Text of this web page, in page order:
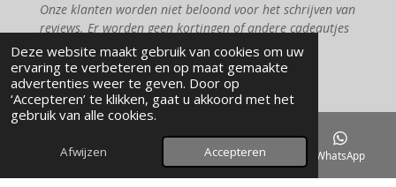
Deze website maakt gebruik van cookies om uw
ervaring te verbeteren en op maat gemaakte
advertenties weer te geven. Door op
‘Accepteren’ te klikken, gaat u akkoord met het
gebruik van alle cookies.
Afwijzen Accepteren
Onze klanten worden niet beloond voor het schrijven van
reviews. Er worden geen kortingen of andere cadeautjes
gegeven."
F
e
b
I
t
a
W
s
k
T
o
E-mailadres Instagram WhatsApp